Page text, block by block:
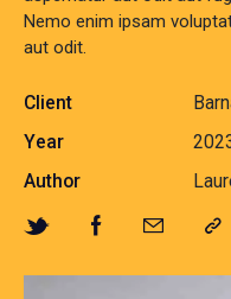
Nemo enim ipsam
aut odit.
Client
Year
Author